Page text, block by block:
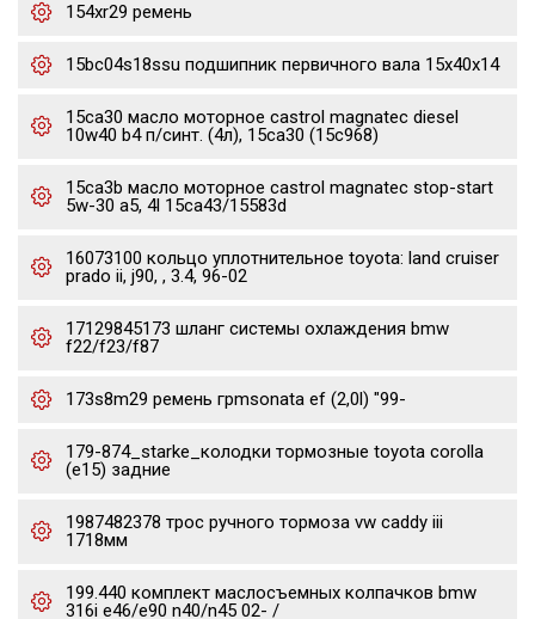
154xr29 ремень
15bc04s18ssu подшипник первичного вала 15x40x14
15ca30 масло моторное castrol magnatec diesel
10w40 b4 п/синт. (4л), 15ca30 (15c968)
15ca3b масло моторное castrol magnatec stop-start
5w-30 a5, 4l 15ca43/15583d
16073100 кольцо уплотнительное toyota: land cruiser
prado ii, j90, , 3.4, 96-02
17129845173 шланг системы охлаждения bmw
f22/f23/f87
173s8m29 ремень грmsonata ef (2,0l) "99-
179-874_starke_колодки тормозные toyota corolla
(e15) задние
1987482378 трос ручного тормоза vw caddy iii
1718мм
199.440 комплект маслосъемных колпачков bmw
316i e46/e90 n40/n45 02- /